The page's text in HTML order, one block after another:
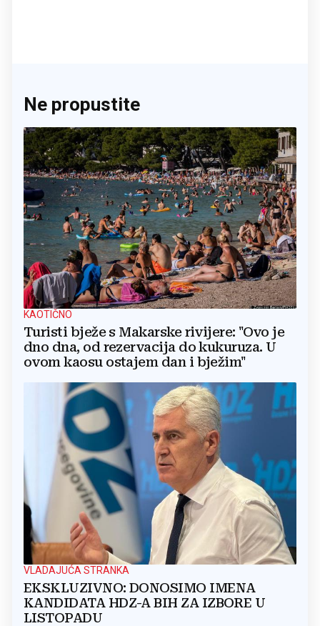
Ne propustite
KAOTIČNO
Turisti bježe s Makarske rivijere: "Ovo je
dno dna, od rezervacija do kukuruza. U
ovom kaosu ostajem dan i bježim"
VLADAJUĆA STRANKA
EKSKLUZIVNO: DONOSIMO IMENA
KANDIDATA HDZ-A BIH ZA IZBORE U
LISTOPADU